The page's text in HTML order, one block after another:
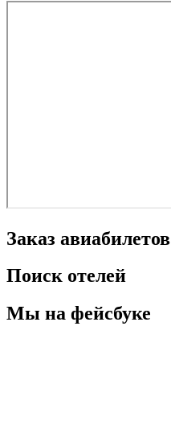
Заказ авиабилетов
Поиск отелей
Мы на фейсбуке